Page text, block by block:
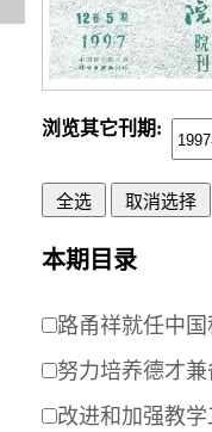
浏览其它刊期:
本期目录
路甬祥就任中
努力培养德才
改进和加强教